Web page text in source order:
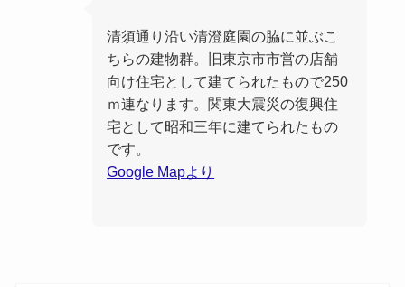
清須通り沿い清澄庭園の脇に並ぶこ
ちらの建物群。旧東京市市営の店舗
向け住宅として建てられたもので250
ｍ連なります。関東大震災の復興住
宅として昭和三年に建てられたもの
です。
Google Mapより